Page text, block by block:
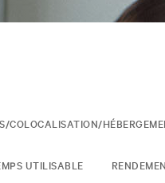
COLOCALISATION/
UTILISABLE